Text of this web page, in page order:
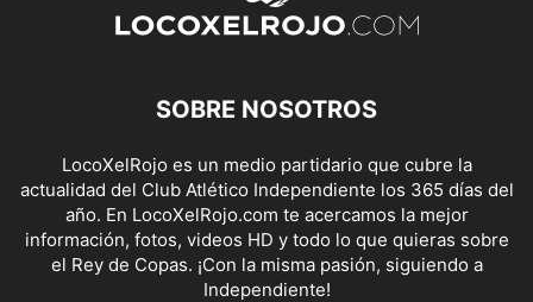
SOBRE NOSOTROS
LocoXelRojo es un medio partidario que cubre la
actualidad del Club Atlético Independiente los 365 días del
año. En LocoXelRojo.com te acercamos la mejor
información, fotos, videos HD y todo lo que quieras sobre
el Rey de Copas. ¡Con la misma pasión, siguiendo a
Independiente!